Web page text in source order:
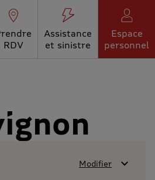
RDV
Assistance
et sinistre
Espace
personnel
Modifier